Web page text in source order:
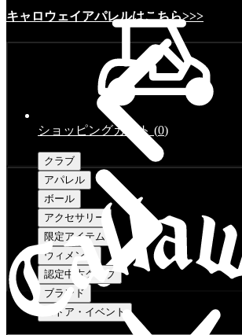
キャロウェイアパレルはこちら>>>
ショッピングカート (0)
クラブ
アパレル
ボール
アクセサリー
限定アイテム
ウィメンズ
認定中古クラブ
ブランド
ストア・イベント